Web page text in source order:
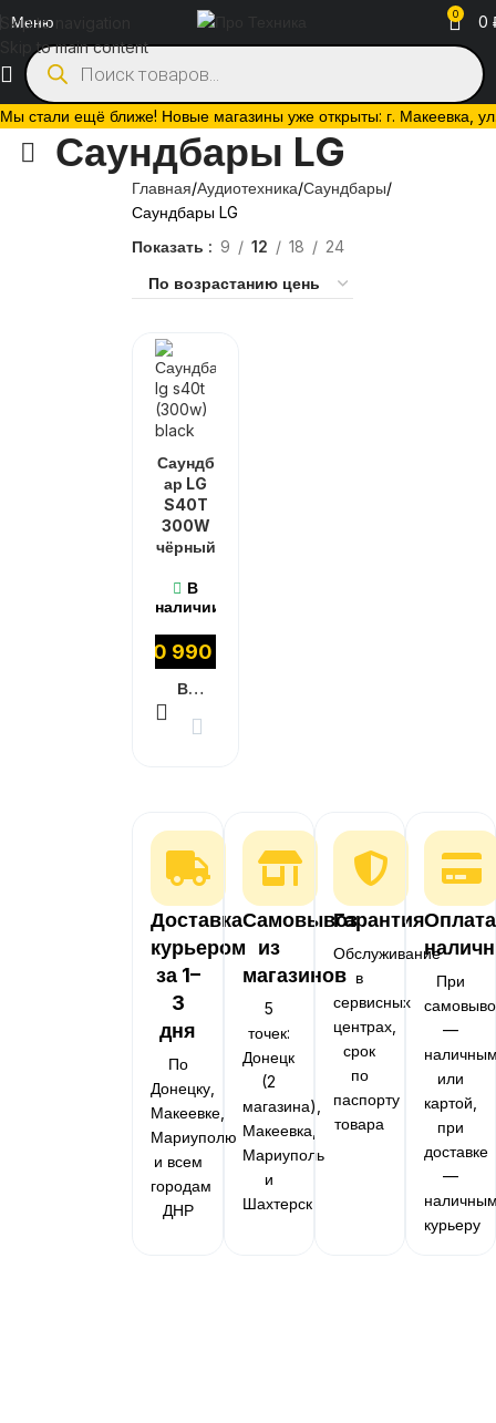
Skip to navigation
Skip to main content
Мы стали ещё ближе! Новые магазины уже открыты: г. Макеевка,
Меню 0 0
Саундбары LG
Главная Аудиотехника Саундбары
Саундбары LG
Показать
9 12 18 24
Саундб
ар LG
S40T
300W
чёрный
В
наличии
20 990
В КОРЗИНУ
Доставка
курьером
за 1–
3
дня
По
Донецку,
Макеевке,
Мариуполю
и всем
городам
ДНР
Самовывоз
из
магазинов
5
точек:
Донецк
(2
магазина),
Макеевка,
Мариуполь
и
Шахтерск
Гарантия
Обслуживание
в
сервисных
центрах,
срок
по
паспорту
товара
Оплата
При
—
или
картой,
при
доставке
—
курьеру